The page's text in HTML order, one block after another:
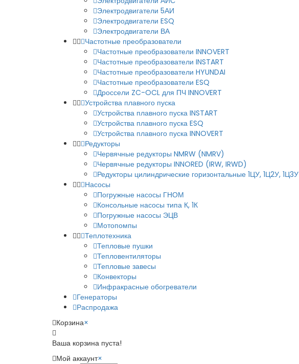
Электродвигатели 5АИ
Электродвигатели ESQ
Электродвигатели ВА
Частотные преобразователи
Частотные преобразователи INNOVERT
Частотные преобразователи INSTART
Частотные преобразователи HYUNDAI
Частотные преобразователи ESQ
Дроссели ZC-OCL для ПЧ INNOVERT
Устройства плавного пуска
Устройства плавного пуска INSTART
Устройства плавного пуска ESQ
Устройства плавного пуска INNOVERT
Редукторы
Червячные редукторы NMRW (NMRV)
Червячные редукторы INNORED (IRW, IRWD)
Редукторы цилиндрические горизонтальные 1ЦУ, 1Ц2У, 1Ц3У
Насосы
Погружные насосы ГНОМ
Консольные насосы типа К, 1К
Погружные насосы ЭЦВ
Мотопомпы
Теплотехника
Тепловые пушки
Тепловентиляторы
Тепловые завесы
Конвекторы
Инфракрасные обогреватели
Генераторы
Распродажа
Корзина×
Ваша корзина пуста!
Мой аккаунт×